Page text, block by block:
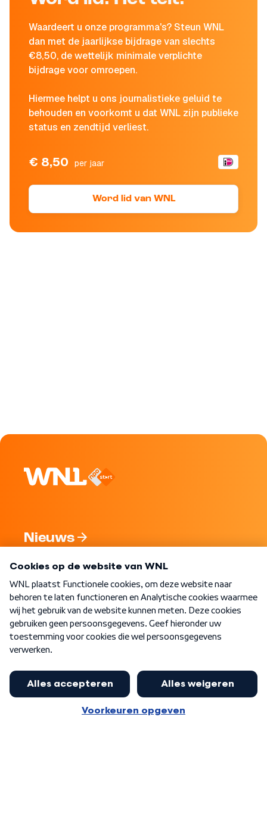
Waardeert u onze programma's? Steun WNL
dan met de jaarlijkse bijdrage van slechts
€8,50, de wettelijk minimale verplichte
bijdrage voor omroepen.
Hiermee helpt u ons journalistieke geluid te
behouden en voorkomt u dat WNL zijn publieke
status en zendtijd verliest.
€ 8,50 per jaar
Word lid van WNL
Nieuws
Nieuwsbrief
Word Lid